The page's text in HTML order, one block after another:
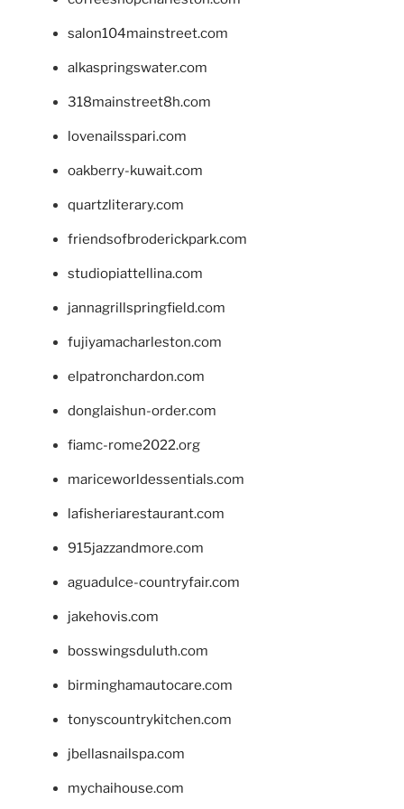
salon104mainstreet.com
alkaspringswater.com
318mainstreet8h.com
lovenailsspari.com
oakberry-kuwait.com
quartzliterary.com
friendsofbroderickpark.com
studiopiattellina.com
jannagrillspringfield.com
fujiyamacharleston.com
elpatronchardon.com
donglaishun-order.com
fiamc-rome2022.org
mariceworldessentials.com
lafisheriarestaurant.com
915jazzandmore.com
aguadulce-countryfair.com
jakehovis.com
bosswingsduluth.com
birminghamautocare.com
tonyscountrykitchen.com
jbellasnailspa.com
mychaihouse.com